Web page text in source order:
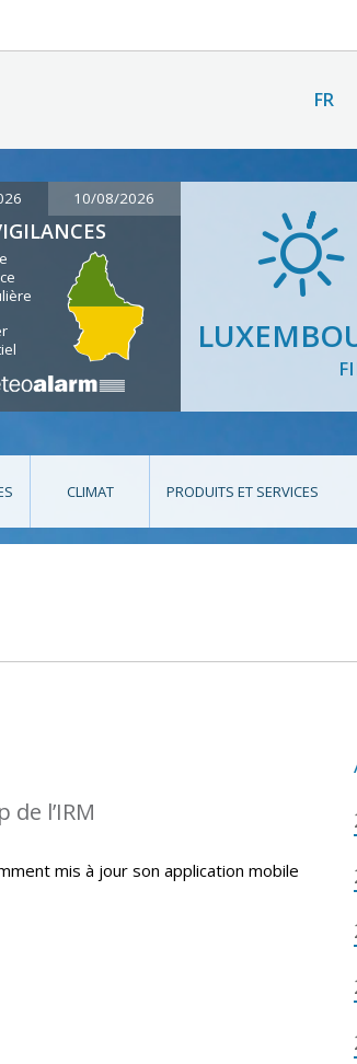
FR
10/08/2026
CLIMAT PRODUITS ET SERVICES
l’IRM
mis à jour son application mobile